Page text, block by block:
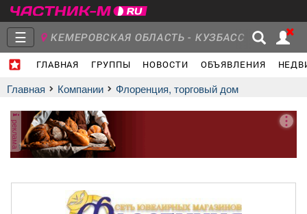
☰ КЕМЕРОВСКАЯ ОБЛАСТЬ - КУЗБАСС
ГЛАВНАЯ ГРУППЫ НОВОСТИ ОБЪЯВЛЕНИЯ
Главная
Группы Новости
Объявления Недвижимость Услуги
Главная Компании Флоренция, торговый дом
реклама